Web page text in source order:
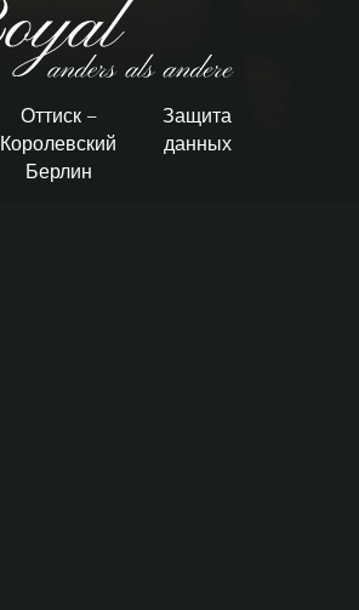
Оттиск –
Королевский
Берлин
Защита
данных